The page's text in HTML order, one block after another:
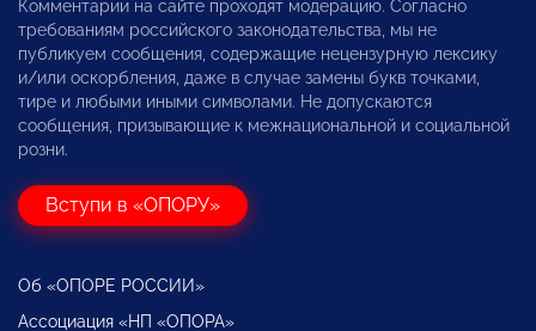
Комментарии на сайте проходят модерацию. Согласно
требованиям российского законодательства, мы не
публикуем сообщения, содержащие нецензурную лексику
и/или оскорбления, даже в случае замены букв точками,
тире и любыми иными символами. Не допускаются
сообщения, призывающие к межнациональной и социальной
розни.
Вступи в «ОПОРУ»
Об «ОПОРЕ РОССИИ»
Ассоциация «НП «ОПОРА»